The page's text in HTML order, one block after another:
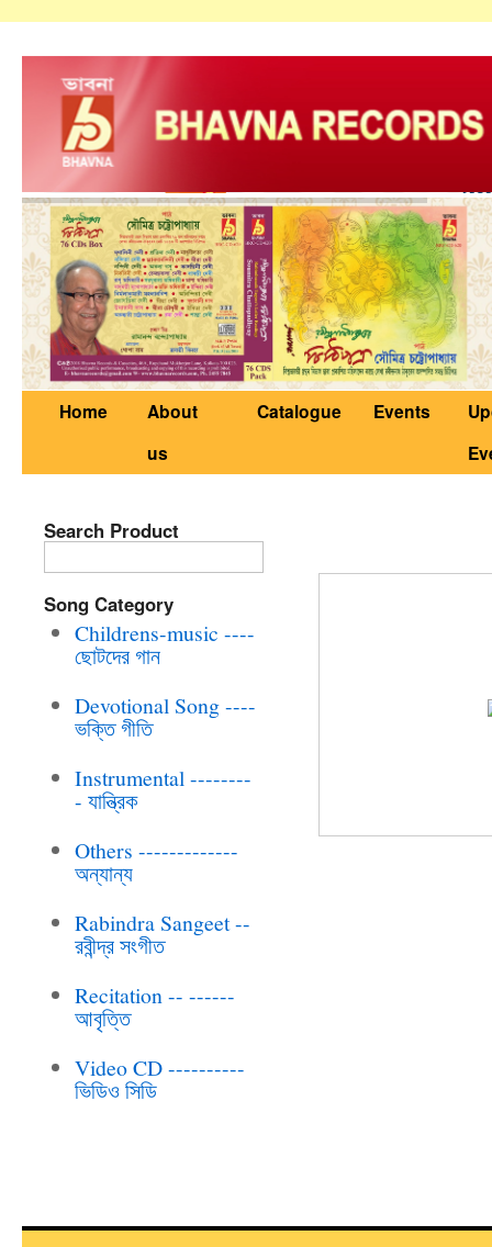
Home
About
us
Catalogue Events
Search Product
Song Category
Childrens-music ----
ছোটদের গান
Devotional Song ----
ভক্তি গীতি
Instrumental --------
- যান্ত্রিক
Others -------------
অন্যান্য
Rabindra Sangeet --
রবীন্দ্র সংগীত
Recitation -- ------
আবৃত্তি
Video CD ----------
ভিডিও সিডি